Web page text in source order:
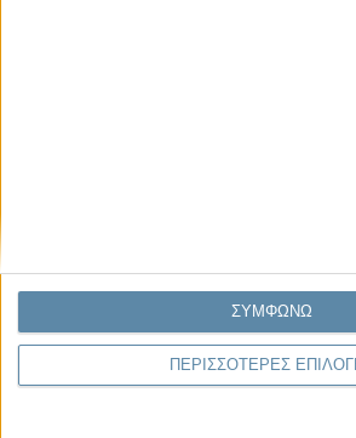
ΠΕΡΙΣΣΟΤΕΡΕΣ
ΣΥΜΦΩΝΩ
Να αφήνεις τους ανθρώπους να